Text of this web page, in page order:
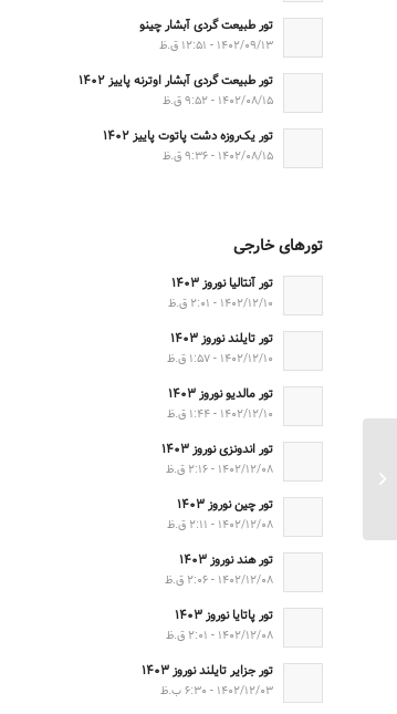
تور طبیعت گردی آبشار چینو
۱۴۰۲/۰۹/۱۳ - ۱۲:۵۱ ق.ظ
تور طبیعت گردی آبشار اوترنه پاییز ۱۴۰۲
۱۴۰۲/۰۸/۱۵ - ۹:۵۲ ق.ظ
تور یک‌روزه دشت پاتوت پاییز ۱۴۰۲
۱۴۰۲/۰۸/۱۵ - ۹:۳۶ ق.ظ
تورهای خارجی
تور آنتالیا نوروز ۱۴۰۳
۱۴۰۲/۱۲/۱۰ - ۲:۰۱ ق.ظ
تور تایلند نوروز ۱۴۰۳
۱۴۰۲/۱۲/۱۰ - ۱:۵۷ ق.ظ
تور مالدیو نوروز ۱۴۰۳
۱۴۰۲/۱۲/۱۰ - ۱:۴۴ ق.ظ
تور اندونزی نوروز ۱۴۰۳
۱۴۰۲/۱۲/۰۸ - ۲:۱۶ ق.ظ
تور چین نوروز ۱۴۰۳
۱۴۰۲/۱۲/۰۸ - ۲:۱۱ ق.ظ
تور هند نوروز ۱۴۰۳
۱۴۰۲/۱۲/۰۸ - ۲:۰۶ ق.ظ
تور پاتایا نوروز ۱۴۰۳
۱۴۰۲/۱۲/۰۸ - ۲:۰۱ ق.ظ
تور جزایر تایلند نوروز ۱۴۰۳
۱۴۰۲/۱۲/۰۳ - ۶:۳۰ ب.ظ
تور کیش پاییز ۱۴۰۱